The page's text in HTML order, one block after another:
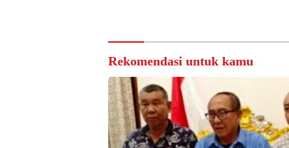
Rekomendasi untuk kamu